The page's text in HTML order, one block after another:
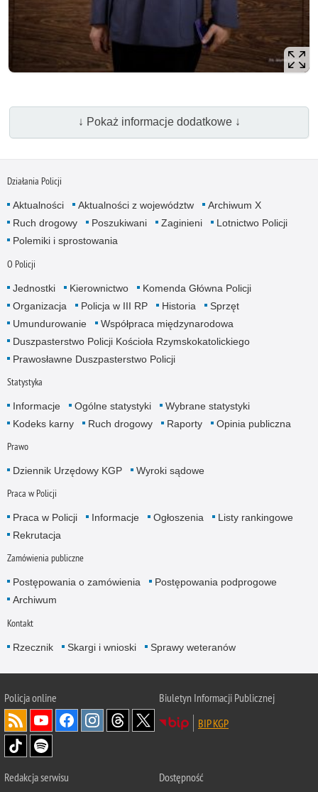
↓ Pokaż informacje dodatkowe ↓
Działania Policji
Aktualności Aktualności z województw
Archiwum X
Ruch drogowy
Poszukiwani Zaginieni
Lotnictwo Policji
Polemiki i sprostowania
O Policji
Jednostki Kierownictwo
Komenda Główna Policji
Organizacja
Policja w III RP Historia
Sprzęt
Umundurowanie
Współpraca międzynarodowa
Duszpasterstwo Policji Kościoła Rzymskokatolickiego
Prawosławne Duszpasterstwo Policji
Statystyka
Informacje Ogólne statystyki
Wybrane statystyki
Kodeks karny
Ruch drogowy Raporty Opinia publiczna
Prawo
Dziennik Urzędowy KGP Wyroki sądowe
Praca w Policji
Praca w Policji Informacje Ogłoszenia
Listy rankingowe
Rekrutacja
Zamówienia publiczne
Postępowania o zamówienia
Postępowania podprogowe
Archiwum
Kontakt
Rzecznik Skargi i wnioski Sprawy weteranów
Policjaonline
Biuletyn Informacji Publicznej
BIP KGP
Redakcja serwisu Dostępność